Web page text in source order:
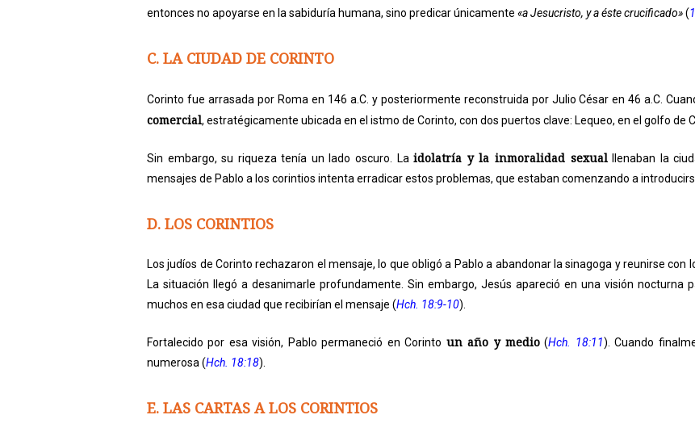
entonces no apoyarse en la sabiduría humana, sino predicar únicamente «a Jesucristo, y a éste crucificado»(
C. LA CIUDAD DE CORINTO
Corinto fue arrasada por Roma en 146 a.C. y posteriormente reconstruida por Julio César en 46 a.C.
comercial, estratégicamente ubicada en el istmo de Corinto, con dos puertos clave: Lequeo, en el golfo de
Sin embargo, su riqueza tenía un lado oscuro. Laidolatría y la inmoralidad sexualllenaban la
mensajes de Pablo a los corintios intenta erradicar estos problemas, que estaban comenzando a
D. LOS CORINTIOS
Los judíos de Corinto rechazaron el mensaje, lo que obligó a Pablo a abandonar la sinagoga y reunirse con
La situación llegó a desanimarle profundamente. Sin embargo, Jesús apareció en una visión nocturna
muchos en esa ciudad que recibirían el mensaje (Hch. 18:9-10).
Fortalecido por esa visión, Pablo permaneció en Corinto un año y medio (Hch. 18:11). Cuando
numerosa (Hch. 18:18).
E. LAS CARTAS A LOS CORINTIOS